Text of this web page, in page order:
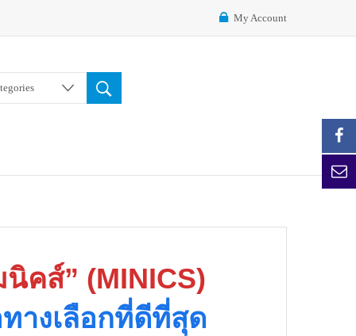
My Account
คส์” (MINICS)
างเลือกที่ดีที่สุด